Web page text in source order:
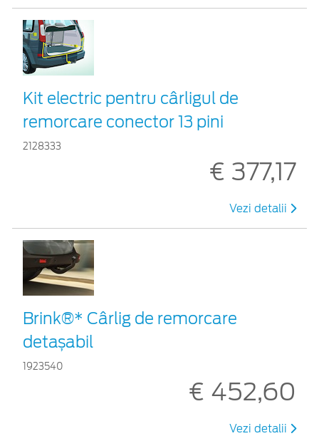
Kit electric pentru cârligul de
remorcare conector 13 pini
2128333
€ 377,17
Vezi detalii
Brink®* Cârlig de remorcare
detașabil
1923540
€ 452,60
Vezi detalii